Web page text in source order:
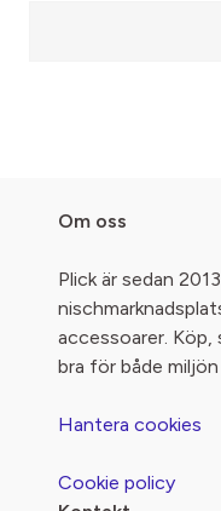
Om oss
Plick är sedan
accessoarer.
bra för både
Hantera cookies
Cookie policy